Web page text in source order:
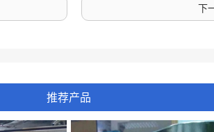
下
推荐产品